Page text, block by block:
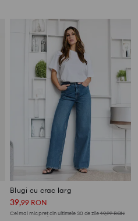
Blugi cu crac larg
39,99 RON
Cel mai mic preț din ultimele 30 de zile49,99RON